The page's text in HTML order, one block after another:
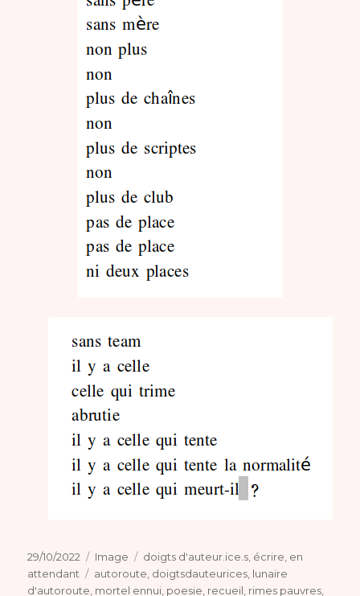
Publié
le
29/10/2022 Format
Image Catégories
doigts d'auteur.ice.s écrire en
attendant
Étiquettes
autoroute doigtsdauteurices lunaire
d'autoroute mortel ennui poesie recueil rimes pauvres